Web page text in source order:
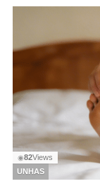
◉82Views
UNHAS